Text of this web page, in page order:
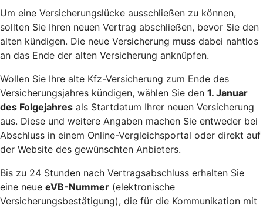
Um eine Versicherungslücke ausschließen zu können,
sollten Sie Ihren neuen Vertrag abschließen, bevor Sie den
alten kündigen. Die neue Versicherung muss dabei nahtlos
an das Ende der alten Versicherung anknüpfen.
Wollen Sie Ihre alte Kfz-Versicherung zum Ende des
Versicherungsjahres kündigen, wählen Sie den 1. Januar
des Folgejahres als Startdatum Ihrer neuen Versicherung
aus. Diese und weitere Angaben machen Sie entweder bei
Abschluss in einem Online-Vergleichsportal oder direkt auf
der Website des gewünschten Anbieters.
Bis zu 24 Stunden nach Vertragsabschluss erhalten Sie
eine neue eVB-Nummer (elektronische
Versicherungsbestätigung), die für die Kommunikation mit